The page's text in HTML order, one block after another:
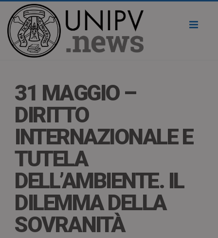
31 MAGGIO –
DIRITTO
INTERNAZIONALE E
TUTELA
DELL’AMBIENTE. IL
DILEMMA DELLA
SOVRANITÀ